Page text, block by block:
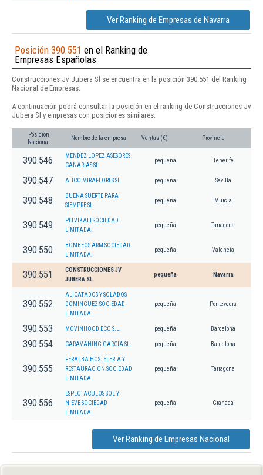
Ver Ranking de Empresas de Navarra
Posición 390.551 en el Ranking de
Empresas Españolas
Construcciones Jv Jubera Sl se encuentra en la posición 390.551 del Ranking
Nacional de Empresas.
A continuación podrá consultar la posición en el ranking de Construcciones Jv
Jubera Sl y empresas con posiciones similares:
Posición
Nacional
Nombre de la empresa Ventas (€) Provincia
390.546
MENDEZ LOPEZ ASESORES
CANARIAS SL
pequeña Tenerife
390.547 ATICO MIRAFLORES SL pequeña Sevilla
390.548
BUENA SUERTE PARA
SIEMPRE SL
pequeña Murcia
390.549
PELVIKALI SOCIEDAD
LIMITADA.
pequeña Tarragona
390.550
BOMBEOS ARM SOCIEDAD
LIMITADA.
pequeña Valencia
390.551
CONSTRUCCIONES JV
JUBERA SL
pequeña Navarra
390.552
ALICATADOS Y SOLADOS
DOMINGUEZ SOCIEDAD
LIMITADA.
pequeña Pontevedra
390.553 MOVINHOOD ECO S.L. pequeña Barcelona
390.554 CARAVANING GARCIA SL. pequeña Barcelona
390.555
FERALBA HOSTELERIA Y
RESTAURACION SOCIEDAD
LIMITADA.
pequeña Tarragona
390.556
ESPECTACULOS SOL Y
NIEVE SOCIEDAD
LIMITADA.
pequeña Granada
Ver Ranking de Empresas Nacional